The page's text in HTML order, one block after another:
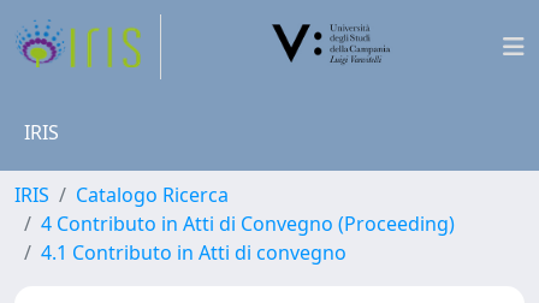
IRIS
IRIS
Catalogo Ricerca
4 Contributo in Atti di Convegno (Proceeding)
4.1 Contributo in Atti di convegno